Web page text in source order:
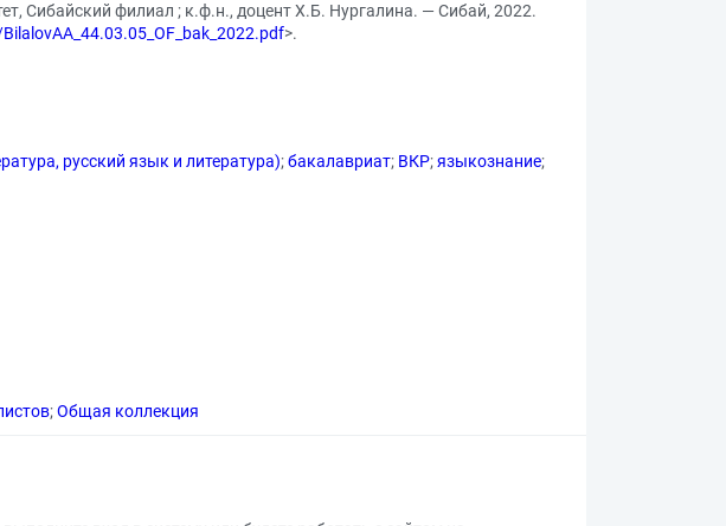
Сибайский филиал ; к.ф.н., доцент Х.Б. Нургалина. — Сибай, 2022.
>.
русский язык и литература);бакалавриат; ВКР;языкознание;
;Общая коллекция